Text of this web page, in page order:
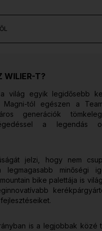
WILIER-T?
világ egyik legidősebb
Magni-tól egészen a
generációk
a legendás
jelzi, hogy nem
minőségi
bike palettája is
is a legjobbak közé